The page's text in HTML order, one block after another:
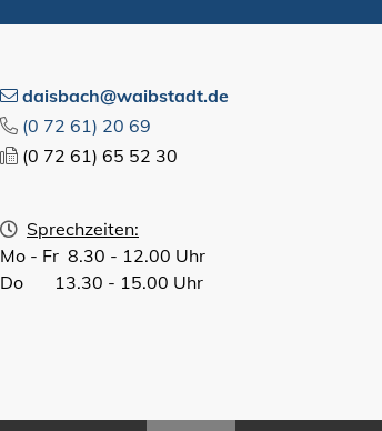
daisbach@waibstadt.de
(0 72 61) 20 69
(0 72 61) 65 52 30
Sprechzeiten:
Mo - Fr 8.30 - 12.00 Uhr
Do 13.30 - 15.00 Uhr